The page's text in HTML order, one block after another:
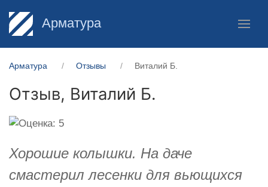
Арматура
Арматура Отзывы Виталий Б.
Отзыв, Виталий Б.
Хорошие колышки. На даче
смастерил лесенки для вьющихся